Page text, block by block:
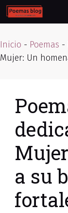
Skip
to
Inicio - Poemas -
Mujer: Un
a su